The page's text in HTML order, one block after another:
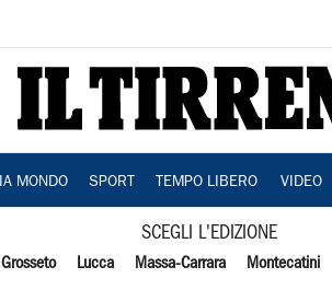
MONDO SPORT TEMPO LIBERO VIDEO
SCEGLI L'EDIZIONE
Grosseto Lucca Massa-Carrara Montecatini